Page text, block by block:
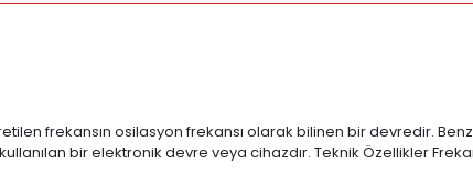
frekansın osilasyon frekansı olarak bilinen bir devredir.
bir elektronik devre veya cihazdır. Teknik Özellikler